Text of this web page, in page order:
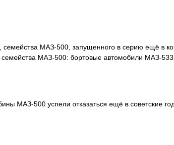
МАЗ-500, запущенного в серию ещё в
семейства МАЗ-500: бортовые автомобили МАЗ-
МАЗ-500 успели отказаться ещё в советские